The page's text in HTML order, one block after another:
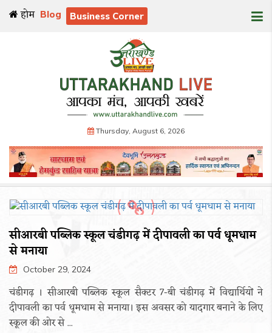
होम Blog Business Corner
Thursday, August 6, 2026
सीआरबी पब्लिक स्कूल चंडीगढ़ में दीपावली का पर्व धूमधाम
से मनाया
October 29, 2024
चंडीगढ़ । सीआरबी पब्लिक स्कूल सैक्टर 7-बी चंडीगढ़ में विद्यार्थियों ने
दीपावली का पर्व धूमधाम से मनाया। इस अवसर को यादगार बनाने के लिए
स्कूल की ओर से ...